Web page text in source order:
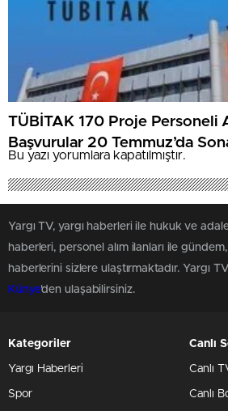
TÜBİTAK 170 Proje Personeli
Başvurular 20 Temmuz’da
Bu yazı yorumlara kapatılmıştır.
Yargı TV, yargı haberleri ile hukuk ve
haberleri, personel alım ilanları ile
haberlerini sizlere ulaştırmaktadır. Yargı
Künye'den ulaşabilirsiniz.
Kategoriler
Yargı Haberleri
Spor
Canlı
Canlı
Canlı